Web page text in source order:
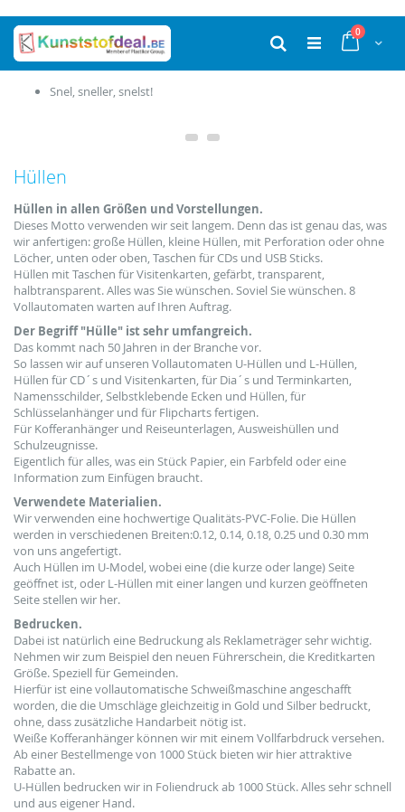
Ga
naar
inhoud
Cart
0producten
Zoek
Snel, sneller, snelst!
Hüllen
Hüllen in allen Größen und Vorstellungen.
Dieses Motto verwenden wir seit langem. Denn das ist genau das, was
wir anfertigen: große Hüllen, kleine Hüllen, mit Perforation oder ohne
Löcher, unten oder oben, Taschen für CDs und USB Sticks.
Hüllen mit Taschen für Visitenkarten, gefärbt, transparent,
halbtransparent. Alles was Sie wünschen. Soviel Sie wünschen. 8
Vollautomaten warten auf Ihren Auftrag.
Der Begriff "Hülle" ist sehr umfangreich.
Das kommt nach 50 Jahren in der Branche vor.
So lassen wir auf unseren Vollautomaten U-Hüllen und L-Hüllen,
Hüllen für CD´s und Visitenkarten, für Dia´s und Terminkarten,
Namensschilder, Selbstklebende Ecken und Hüllen, für
Schlüsselanhänger und für Flipcharts fertigen.
Für Kofferanhänger und Reiseunterlagen, Ausweishüllen und
Schulzeugnisse.
Eigentlich für alles, was ein Stück Papier, ein Farbfeld oder eine
Information zum Einfügen braucht.
Verwendete Materialien.
Wir verwenden eine hochwertige Qualitäts-PVC-Folie. Die Hüllen
werden in verschiedenen Breiten:0.12, 0.14, 0.18, 0.25 und 0.30 mm
von uns angefertigt.
Auch Hüllen im U-Model, wobei eine (die kurze oder lange) Seite
geöffnet ist, oder L-Hüllen mit einer langen und kurzen geöffneten
Seite stellen wir her.
Bedrucken.
Dabei ist natürlich eine Bedruckung als Reklameträger sehr wichtig.
Nehmen wir zum Beispiel den neuen Führerschein, die Kreditkarten
Größe. Speziell für Gemeinden.
Hierfür ist eine vollautomatische Schweißmaschine angeschafft
worden, die die Umschläge gleichzeitig in Gold und Silber bedruckt
ohne, dass zusätzliche Handarbeit nötig ist.
Weiße Kofferanhänger können wir mit einem Vollfarbdruck versehen.
Ab einer Bestellmenge von 1000 Stück bieten wir hier attraktive
Rabatte an.
U-Hüllen bedrucken wir in Foliendruck ab 1000 Stück. Alles sehr schnell
und aus eigener Hand.